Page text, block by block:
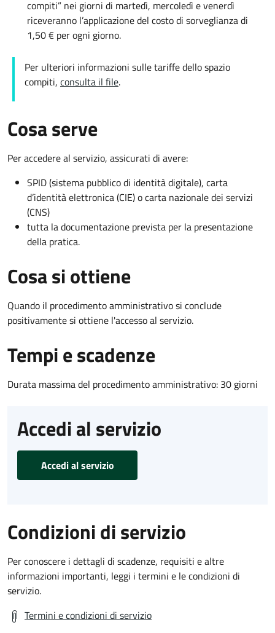
compiti” nei giorni di martedì, mercoledì e venerdì
riceveranno l’applicazione del costo di sorveglianza di
1,50 € per ogni giorno.
Per ulteriori informazioni sulle tariffe dello spazio
compiti, consulta il file.
Cosa serve
Per accedere al servizio, assicurati di avere:
SPID (sistema pubblico di identità digitale), carta
d’identità elettronica (CIE) o carta nazionale dei servizi
(CNS)
tutta la documentazione prevista per la presentazione
della pratica.
Cosa si ottiene
Quando il procedimento amministrativo si conclude
positivamente si ottiene l'accesso al servizio.
Tempi e scadenze
Durata massima del procedimento amministrativo: 30 giorni
Accedi al servizio
Accedi al servizio
Condizioni di servizio
Per conoscere i dettagli di scadenze, requisiti e altre
informazioni importanti, leggi i termini e le condizioni di
servizio.
Termini e condizioni di servizio